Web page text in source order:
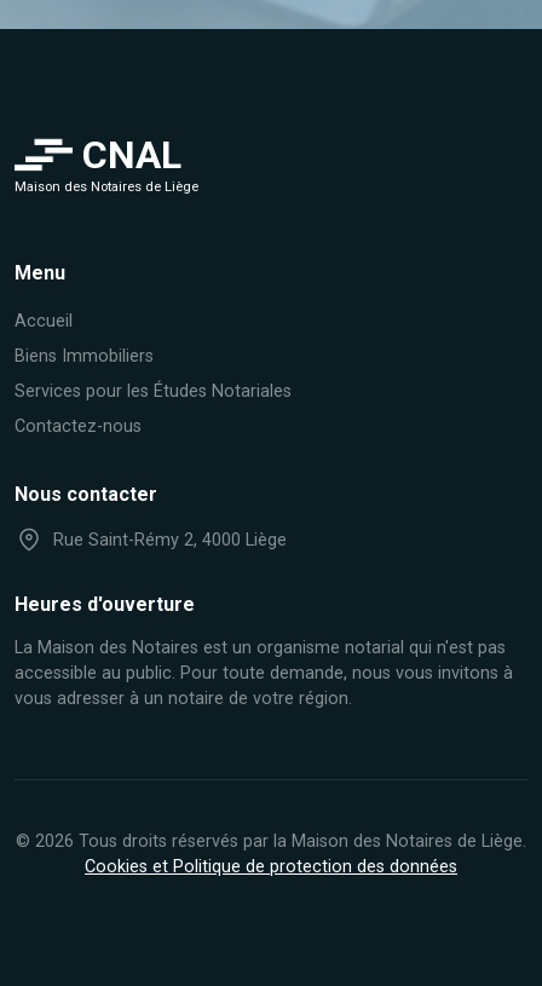
CNAL
Maison des Notaires de Liège
Menu
Accueil
Biens Immobiliers
Services pour les Études Notariales
Contactez-nous
Nous contacter
Rue Saint-Rémy 2, 4000 Liège
Heures d'ouverture
La Maison des Notaires est un organisme notarial qui n'est pas
accessible au public. Pour toute demande, nous vous invitons à
vous adresser à un notaire de votre région.
© 2026 Tous droits réservés par la Maison des Notaires de Liège.
Cookies et Politique de protection des données